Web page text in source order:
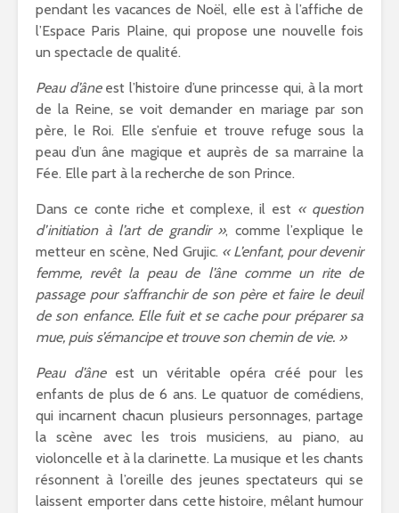
pendant les vacances de Noël, elle est à l’affiche de
l’Espace Paris Plaine, qui propose une nouvelle fois
un spectacle de qualité.
Peau d’âneest l’histoire d’une princesse qui, à la mort
de la Reine, se voit demander en mariage par son
père, le Roi. Elle s’enfuie et trouve refuge sous la
peau d’un âne magique et auprès de sa marraine la
Fée. Elle part à la recherche de son Prince.
Dans ce conte riche et complexe, il est « question
d’initiation à l’art de grandir », comme l’explique le
metteur en scène, Ned Grujic. « L’enfant, pour devenir
femme, revêt la peau de l’âne comme un rite de
passage pour s’affranchir de son père et faire le deuil
de son enfance. Elle fuit et se cache pour préparer sa
mue, puis s’émancipe et trouve son chemin de vie. »
Peau d’âneest un véritable opéra créé pour les
enfants de plus de 6 ans. Le quatuor de comédiens,
qui incarnent chacun plusieurs personnages, partage
la scène avec les trois musiciens, au piano, au
violoncelle et à la clarinette. La musique et les chants
résonnent à l’oreille des jeunes spectateurs qui se
laissent emporter dans cette histoire, mêlant humour